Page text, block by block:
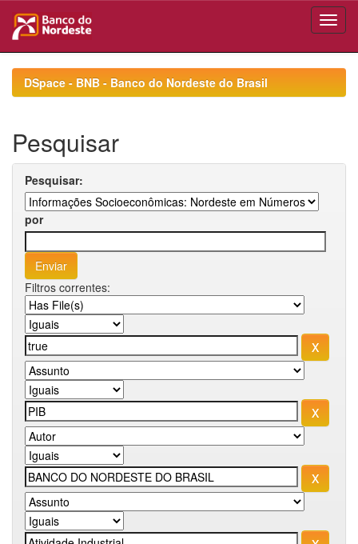
navigationDSpace - BNB - Banco do Nordeste do Brasil
Pesquisar
Pesquisar:
por
Filtros correntes: